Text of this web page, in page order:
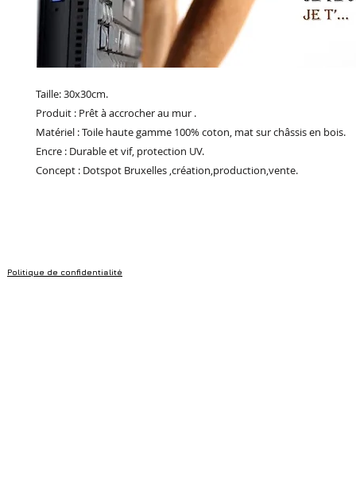
Taille: 30x30cm.
Produit : Prêt à accrocher au mur .
Matériel : Toile haute gamme 100% coton, mat sur châssis en bois.
Encre : Durable et vif, protection UV.
Concept : Dotspot Bruxelles ,création,production,vente.
Politique de confidentialité